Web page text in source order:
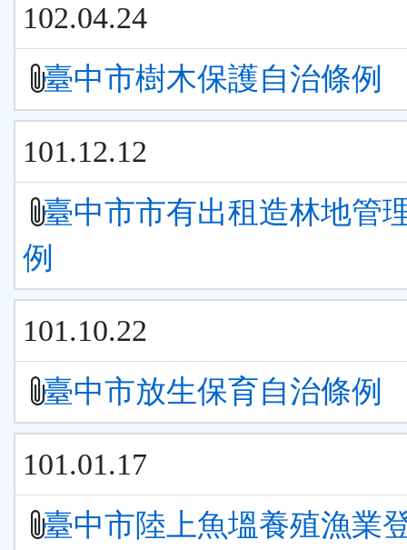
102.04.24
臺中市樹木保護自治條例
101.12.12
臺中市市有出租造林地管
例
101.10.22
臺中市放生保育自治條例
101.01.17
臺中市陸上魚塭養殖漁業